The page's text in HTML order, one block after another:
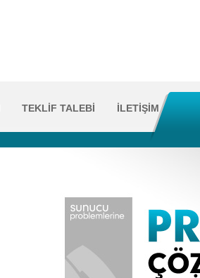
TEKLİF TALEBİ İLETİŞİM